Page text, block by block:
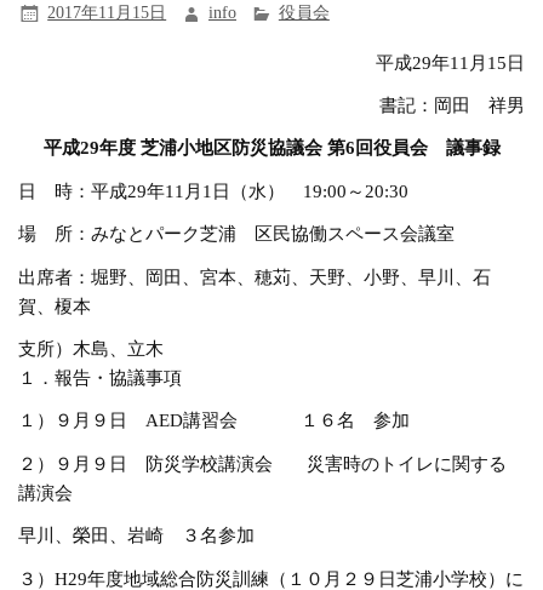
2017年11月15日 info 役員会
平成29年11月15日
書記：岡田 祥男
平成29年度 芝浦小地区防災協議会 第6 回役員会 議事録
日 時：平成29年11月1日（水） 19:00～20:30
場 所：みなとパーク芝浦 区民協働スペース会議室
出席者：堀野、岡田、宮本、穂苅、天野、小野、早川、石
賀、榎本
支所）木島、立木
１．報告・協議事項
１）９月９日 AED講習会 １６名 参加
２）９月９日 防災学校講演会 災害時のトイレに関する
講演会
早川、榮田、岩崎 ３名参加
３）H29年度地域総合防災訓練（１０月２９日芝浦小学校）に